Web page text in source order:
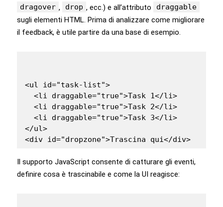
dragover , drop , ecc.) e all’attributo
draggable
sugli elementi HTML. Prima di analizzare come migliorare
il feedback, è utile partire da una base di esempio.
<ul id="task-list">
  <li draggable="true">Task 1</li>
  <li draggable="true">Task 2</li>
  <li draggable="true">Task 3</li>
</ul>
<div id="dropzone">Trascina qui</div>
Il supporto JavaScript consente di catturare gli eventi,
definire cosa è trascinabile e come la UI reagisce: